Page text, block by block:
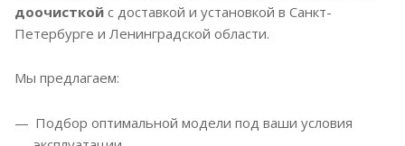
доочисткой с доставкой и установкой в Санкт-
Петербурге и Ленинградской области.
Мы предлагаем:
Подбор оптимальной модели под ваши условия